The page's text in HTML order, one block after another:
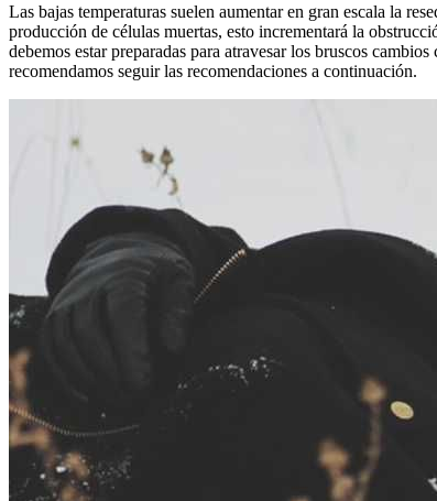
Las bajas temperaturas suelen aumentar en gran escala la
producción de células muertas, esto incrementará la
debemos estar preparadas para atravesar los bruscos
recomendamos seguir las recomendaciones a continuación.